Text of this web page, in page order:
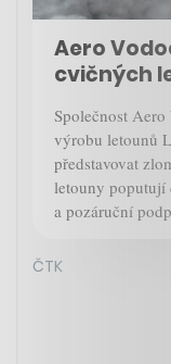
Aero
cvičných
Společnost
výrobu letounů
představovat
letouny poputují
a pozáruční
ČTK